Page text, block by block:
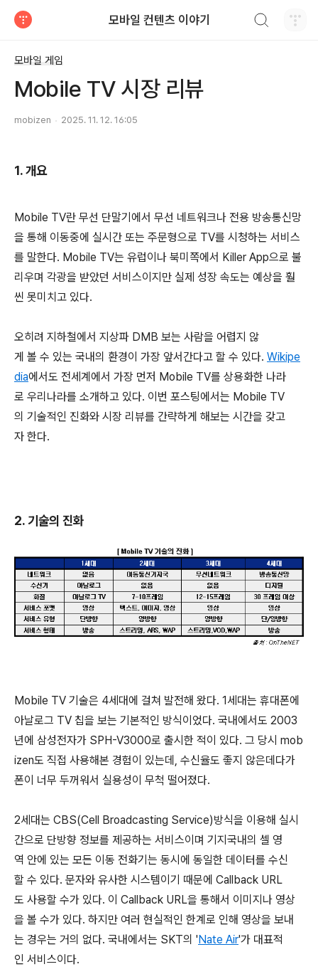
모바일 컨텐츠 이야기
모바일 게임
Mobile TV 시장 리뷰
mobizen 2025. 11. 12. 16:05
1. 개요
Mobile TV란 무선 단말기에서 무선 네트워크나 전용 방송통신망
을 통해 이동중에 실시간 또는 주문형으로 TV를 시청하는 서비스
를 말한다. Mobile TV는 유럽이나 북미쪽에서 Killer App으로 불
리우며 각광을 받았던 서비스이지만 실제 성장 속도는 예상을 훨
씬 못미치고 있다.
오히려 지하철에서 지상파 DMB 보는 사람을 어렵지 않
게 볼 수 있는 국내의 환경이 가장 앞서간다고 할 수 있다. Wikipe
dia에서도 전세계에서 가장 먼저 Mobile TV를 상용화한 나라
로 우리나라를 소개하고 있다. 이번 포스팅에서는 Mobile TV
의 기술적인 진화와 시장 리뷰를 간략하게 해보는 시간을 갖고
자 한다.
2. 기술의 진화
Mobile TV 기술은 4세대에 걸쳐 발전해 왔다. 1세대는 휴대폰에
아날로그 TV 칩을 보는 기본적인 방식이었다. 국내에서도 2003
년에 삼성전자가 SPH-V3000로 출시한 적이 있다. 그 당시 mob
izen도 직접 사용해본 경험이 있는데, 수신율도 좋지 않은데다가
폰이 너무 두꺼워서 실용성이 무척 떨어졌다.
2세대는 CBS(Cell Broadcasting Service)방식을 이용해 실시
간으로 단방향 정보를 제공하는 서비스이며 기지국내의 셀 영
역 안에 있는 모든 이동 전화기는 동시에 동일한 데이터를 수신
할 수 있다. 문자와 유사한 시스템이기 때문에 Callback URL
도 사용할 수가 있다. 이 Callback URL을 통해서 이미지나 영상
을 볼 수가 있다. 하지만 여러 현실적인 한계로 인해 영상을 보내
는 경우는 거의 없다. 국내에서는 SKT의 ' Nate Air'가 대표적
인 서비스이다.